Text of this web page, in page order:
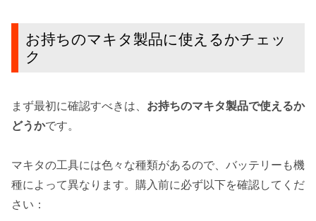
お持ちのマキタ製品に使えるかチェッ
ク
まず最初に確認すべきは、 お持ちのマキタ製品で使えるか
どうかです。
マキタの工具には色々な種類があるので、バッテリーも機
種によって異なります。購入前に必ず以下を確認してくだ
さい：